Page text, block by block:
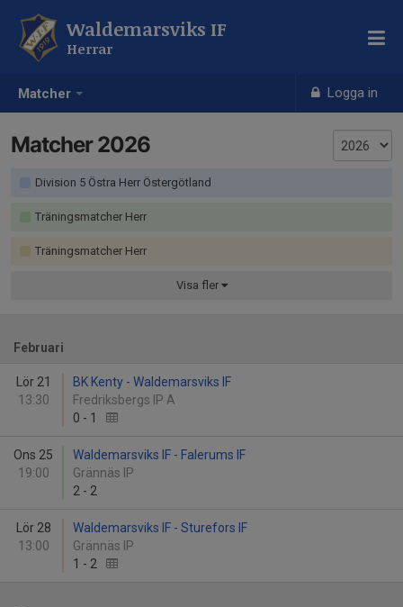
Matcher Logga in
Waldemarsviks IF
Herrar
Matcher 2026
Division 5 Östra Herr Östergötland
Träningsmatcher Herr
Träningsmatcher Herr
Visa fler
Februari
Lör 21
13:30
BK Kenty - Waldemarsviks IF
Fredriksbergs IP A
0 - 1
Ons 25
19:00
Waldemarsviks IF - Falerums IF
Grännäs IP
2 - 2
Lör 28
13:00
Waldemarsviks IF - Sturefors IF
Grännäs IP
1 - 2